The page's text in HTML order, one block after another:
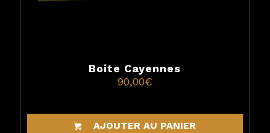
Boite Cayennes
90,00€
AJOUTER AU PANIER